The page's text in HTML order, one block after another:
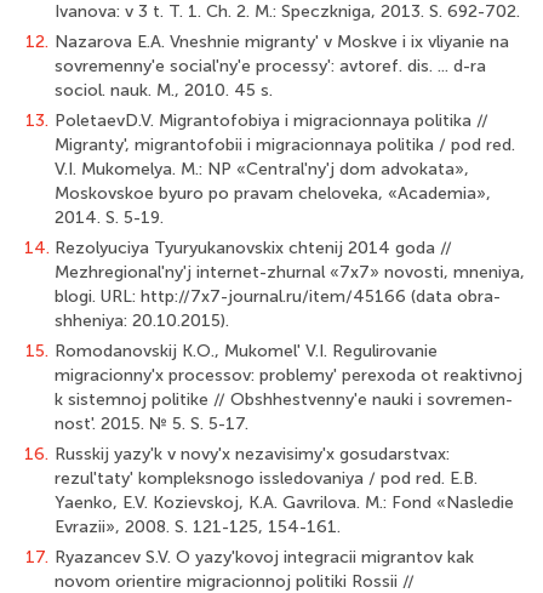
Ivanova: v 3 t. T. 1. Ch. 2. M.: Speczkniga, 2013. S. 692-702.
12. Nazarova E.A. Vneshnie migranty' v Moskve i ix vliyanie na
sovremenny'e social'ny'e processy': avtoref. dis. ... d-ra
sociol. nauk. M., 2010. 45 s.
13. PoletaevD.V. Migrantofobiya i migracionnaya politika //
Migranty', migrantofobii i migracionnaya politika / pod red.
V.I. Mukomelya. M.: NP «Central'ny'j dom advokata»,
Moskovskoe byuro po pravam cheloveka, «Academia»,
2014. S. 5-19.
14. Rezolyuciya Tyuryukanovskix chtenij 2014 goda //
Mezhregional'ny'j internet-zhurnal «7x7» novosti, mneniya,
blogi. URL: http://7x7-journal.ru/item/45166 (data obra­
shheniya: 20.10.2015).
15. Romodanovskij K.O., Mukomel' V.I. Regulirovanie
migracionny'x processov: problemy' perexoda ot reaktivnoj
k sistemnoj politike // Obshhestvenny'e nauki i sovremen­
nost'. 2015. № 5. S. 5-17.
16. Russkij yazy'k v novy'x nezavisimy'x gosudarstvax:
rezul'taty' kompleksnogo issledovaniya / pod red. E.B.
Yaenko, E.V. Kozievskoj, K.A. Gavrilova. M.: Fond «Nasledie
Evrazii», 2008. S. 121-125, 154-161.
17. Ryazancev S.V. O yazy'kovoj integracii migrantov kak
novom orientire migra­cionnoj politiki Rossii //